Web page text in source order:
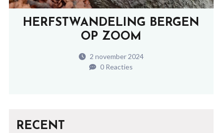
HERFSTWANDELING BERGEN
OP ZOOM
2 november 2024
0 Reacties
RECENT